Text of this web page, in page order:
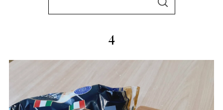
o
r
S
4